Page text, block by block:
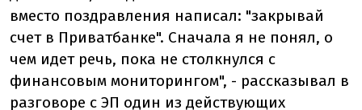
вместо поздравления написал: "закрывай
счет в Приватбанке". Сначала я не понял, о
чем идет речь, пока не столкнулся с
финансовым мониторингом", - рассказывал в
разговоре с ЭП один из действующих